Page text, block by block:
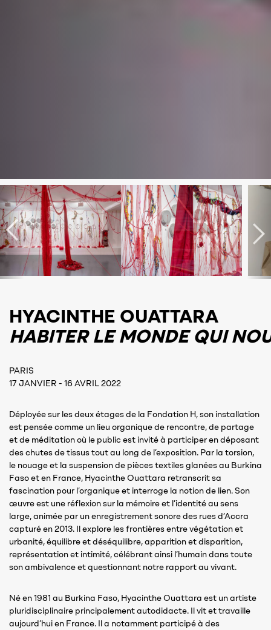
HYACINTHE OUATTARA
HABITER LE MONDE QUI
PARIS
17 JANVIER - 16 AVRIL 2022
Déployée sur les deux étages de la Fondation H, son installation
est pensée comme un lieu organique de rencontre, de partage
et de méditation où le public est invité à participer en déposant
des chutes de tissus tout au long de l’exposition. Par la torsion,
le nouage et la suspension de pièces textiles glanées au Burkina
Faso et en France, Hyacinthe Ouattara retranscrit sa
fascination pour l’organique et interroge la notion de lien. Son
œuvre est une réflexion sur la mémoire et l’identité au sens
large, animée par un enregistrement sonore des rues d’Accra
capturé en 2013. Il explore les frontières entre végétation et
urbanité, équilibre et déséquilibre, apparition et disparition,
représentation et intimité, célébrant ainsi l’humain dans toute
son ambivalence et questionnant notre rapport au vivant.
Né en 1981 au Burkina Faso, Hyacinthe Ouattara est un artiste
pluridisciplinaire principalement autodidacte. Il vit et travaille
aujourd’hui en France. Il a notamment participé à des